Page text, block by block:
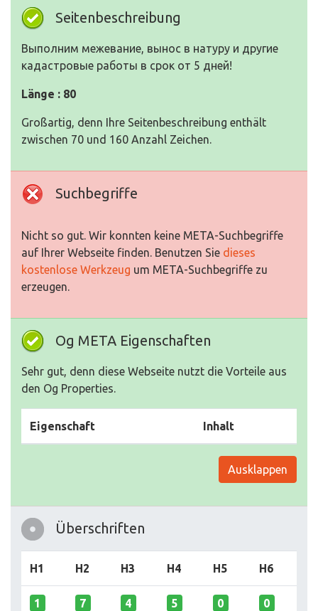
Seitenbeschreibung
Выполним межевание, вынос в натуру и другие
кадастровые работы в срок от 5 дней!
Länge : 80
Großartig, denn Ihre Seitenbeschreibung enthält
zwischen 70 und 160 Anzahl Zeichen.
Suchbegriffe
Nicht so gut. Wir konnten keine META-Suchbegriffe
auf Ihrer Webseite finden. Benutzen Sie dieses
kostenlose Werkzeug um META-Suchbegriffe zu
erzeugen.
Og META Eigenschaften
Sehr gut, denn diese Webseite nutzt die Vorteile aus
den Og Properties.
Eigenschaft Inhalt
Ausklappen
Überschriften
H1 H2 H3 H4 H5 H6
1 7 4 5 0 0